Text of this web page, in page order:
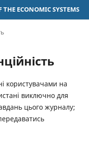
ECONOMIC SYSTEMS
користувачами на
виключно для
цього журналу;